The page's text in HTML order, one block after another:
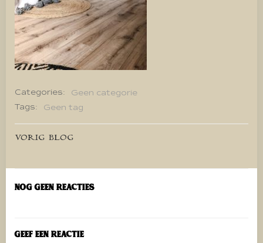
Categories:
Geen categorie
Tags:
Geen tag
Bericht
navigatie
VORIG BLOG
Nog geen reacties
Geef een reactie